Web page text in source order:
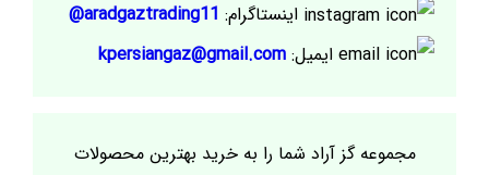
اینستاگرام: aradgaztrading11@
ایمیل: kpersiangaz@gmail.com
مجموعه گز آراد شما را به خرید بهترین محصولات